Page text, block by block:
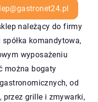
należący do firmy
komandytowa,
wyposażeniu
można bogaty
od
przez grille i zmywarki,